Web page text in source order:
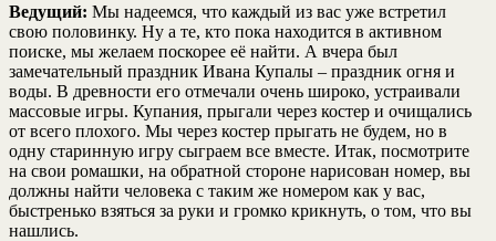
Ведущий: Мы надеемся, что каждый из вас уже встретил
свою половинку. Ну а те, кто пока находится в активном
поиске, мы желаем поскорее её найти. А вчера был
замечательный праздник Ивана Купалы – праздник огня и
воды. В древности его отмечали очень широко, устраивали
массовые игры. Купания, прыгали через костер и очищались
от всего плохого. Мы через костер прыгать не будем, но в
одну старинную игру сыграем все вместе. Итак, посмотрите
на свои ромашки, на обратной стороне нарисован номер, вы
должны найти человека с таким же номером как у вас,
быстренько взяться за руки и громко крикнуть, о том, что вы
нашлись.